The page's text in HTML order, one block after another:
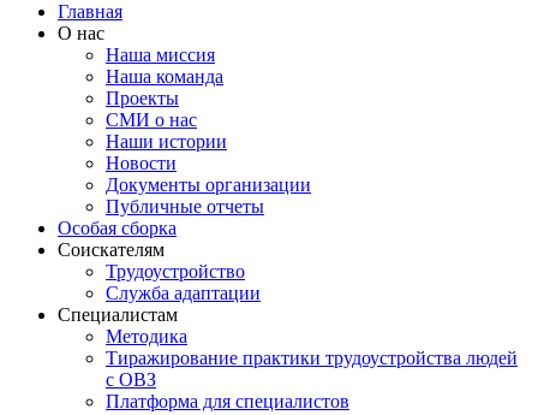
Главная
О нас
Наша миссия
Наша команда
Проекты
СМИ о нас
Наши истории
Новости
Документы организации
Публичные отчеты
Особая сборка
Соискателям
Трудоустройство
Служба адаптации
Специалистам
Методика
Тиражирование практики трудоустройства людей
с ОВЗ
Платформа для специалистов